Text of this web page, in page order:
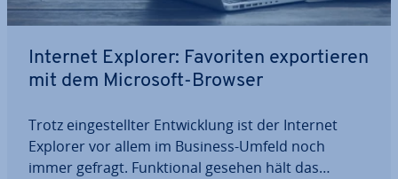
Internet Explorer: Favoriten ex­por­tie­ren
mit dem Microsoft-Browser
Trotz ein­ge­stell­ter Ent­wick­lung ist der Internet
Explorer vor allem im Business-Umfeld noch
immer gefragt. Funk­tio­nal gesehen hält das